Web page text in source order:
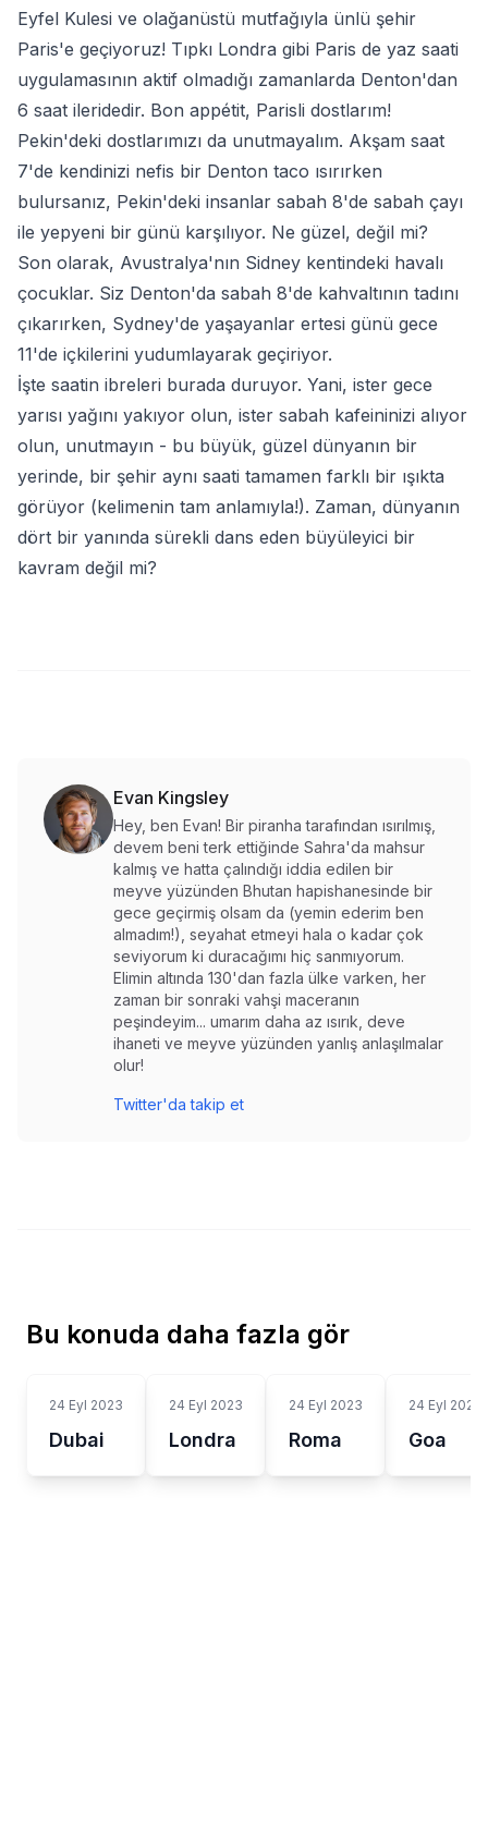
Eyfel Kulesi ve olağanüstü mutfağıyla ünlü şehir
Paris'e geçiyoruz! Tıpkı Londra gibi Paris de yaz saati
uygulamasının aktif olmadığı zamanlarda Denton'dan
6 saat ileridedir. Bon appétit, Parisli dostlarım!
Pekin'deki dostlarımızı da unutmayalım. Akşam saat
7'de kendinizi nefis bir Denton taco ısırırken
bulursanız, Pekin'deki insanlar sabah 8'de sabah çayı
ile yepyeni bir günü karşılıyor. Ne güzel, değil mi?
Son olarak, Avustralya'nın Sidney kentindeki havalı
çocuklar. Siz Denton'da sabah 8'de kahvaltının tadını
çıkarırken, Sydney'de yaşayanlar ertesi günü gece
11'de içkilerini yudumlayarak geçiriyor.
İşte saatin ibreleri burada duruyor. Yani, ister gece
yarısı yağını yakıyor olun, ister sabah kafeininizi alıyor
olun, unutmayın - bu büyük, güzel dünyanın bir
yerinde, bir şehir aynı saati tamamen farklı bir ışıkta
görüyor (kelimenin tam anlamıyla!). Zaman, dünyanın
dört bir yanında sürekli dans eden büyüleyici bir
kavram değil mi?
Evan Kingsley
Hey, ben Evan! Bir piranha tarafından ısırılmış,
devem beni terk ettiğinde Sahra'da mahsur
kalmış ve hatta çalındığı iddia edilen bir
meyve yüzünden Bhutan hapishanesinde bir
gece geçirmiş olsam da (yemin ederim ben
almadım!), seyahat etmeyi hala o kadar çok
seviyorum ki duracağımı hiç sanmıyorum.
Elimin altında 130'dan fazla ülke varken, her
zaman bir sonraki vahşi maceranın
peşindeyim... umarım daha az ısırık, deve
ihaneti ve meyve yüzünden yanlış anlaşılmalar
olur!
Twitter'da takip et
Bu konuda daha fazla gör
24 Eyl 2023
Dubai
24 Eyl 2023
Londra
24 Eyl 2023
Roma
24 Eyl 2023
Goa